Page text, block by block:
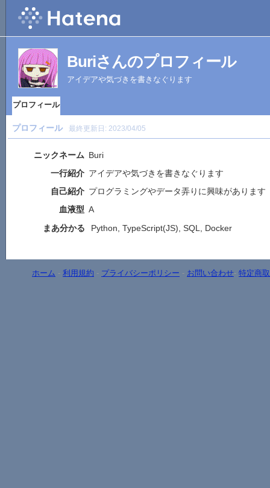
Buriさんのプロフィール
アイデアや気づきを書きなぐります
プロフィール
プロフィール 最終更新日: 2023/04/05
ニックネーム Buri
一行紹介 アイデアや気づきを書きなぐります
自己紹介 プログラミングやデータ弄りに興味があります
血液型 A
まあ分かる
Python, TypeScript(JS), SQL, Docker
ホーム - 利用規約 - プライバシーポリシー - お問い合わせ- 特定商